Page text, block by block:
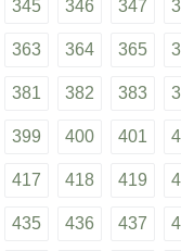
345 346 347
363 364 365
381 382 383
399 400 401
417 418 419
435 436 437